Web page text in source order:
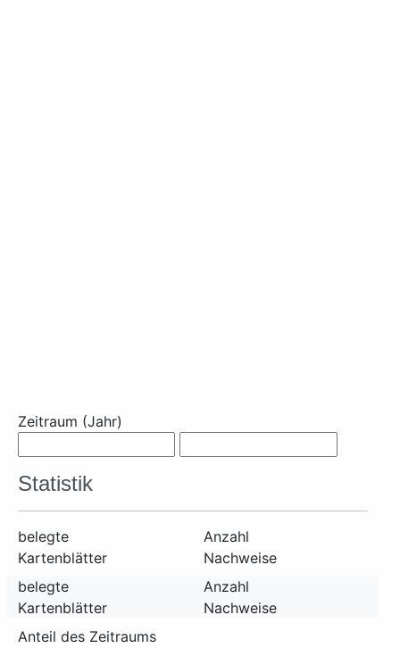
Zeitraum (Jahr)
Statistik
belegte
Kartenblätter
Anzahl
Nachweise
belegte
Kartenblätter
Anzahl
Nachweise
Anteil des Zeitraums